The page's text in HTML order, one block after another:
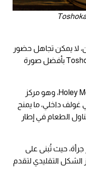
لا يمكن تجاهل حضور
المطبخ الياباني، الذي يمثله مطعم Toshokan بأفضل صورة
يزيد من تفرّد المكان موقعه داخل Holey Moley، وهو مركز
داخلي، ما يمنح
الطعام في إطار
جرأة، حيث تُبنى على
التقليدي لتقدم